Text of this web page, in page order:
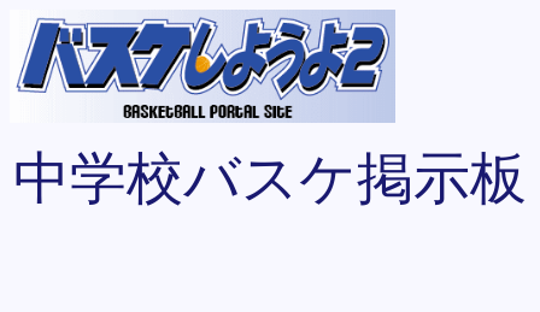
中学校バスケ掲示板